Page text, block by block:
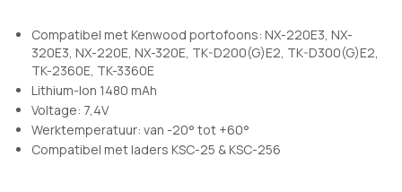
Compatibel met Kenwood portofoons: NX-220E3, NX-
320E3, NX-220E, NX-320E, TK-D200(G)E2, TK-D300(G)E2,
TK-2360E, TK-3360E
Lithium-Ion 1480 mAh
Voltage: 7,4V
Werktemperatuur: van -20° tot +60°
Compatibel met laders KSC-25 & KSC-256